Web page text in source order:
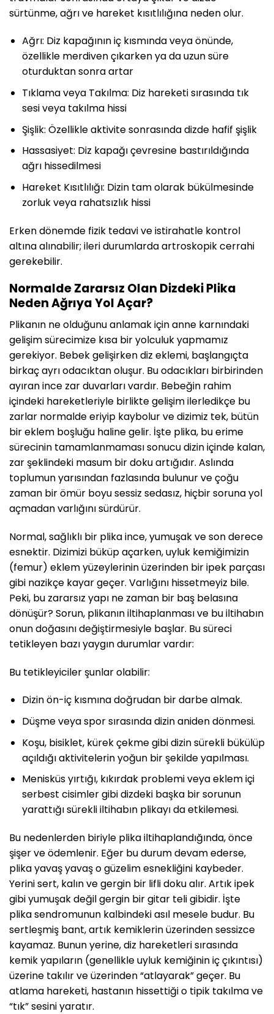
sürtünme, ağrı ve hareket kısıtlılığına neden olur.
Ağrı: Diz kapağının iç kısmında veya önünde,
özellikle merdiven çıkarken ya da uzun süre
oturduktan sonra artar
Tıklama veya Takılma: Diz hareketi sırasında tık
sesi veya takılma hissi
Şişlik: Özellikle aktivite sonrasında dizde hafif şişlik
Hassasiyet: Diz kapağı çevresine bastırıldığında
ağrı hissedilmesi
Hareket Kısıtlılığı: Dizin tam olarak bükülmesinde
zorluk veya rahatsızlık hissi
Erken dönemde fizik tedavi ve istirahatle kontrol
altına alınabilir; ileri durumlarda artroskopik cerrahi
gerekebilir.
Normalde Zararsız Olan Dizdeki Plika
Neden Ağrıya Yol Açar?
Plikanın ne olduğunu anlamak için anne karnındaki
gelişim sürecimize kısa bir yolculuk yapmamız
gerekiyor. Bebek gelişirken diz eklemi, başlangıçta
birkaç ayrı odacıktan oluşur. Bu odacıkları birbirinden
ayıran ince zar duvarları vardır. Bebeğin rahim
içindeki hareketleriyle birlikte gelişim ilerledikçe bu
zarlar normalde eriyip kaybolur ve dizimiz tek, bütün
bir eklem boşluğu haline gelir. İşte plika, bu erime
sürecinin tamamlanmaması sonucu dizin içinde kalan,
zar şeklindeki masum bir doku artığıdır. Aslında
toplumun yarısından fazlasında bulunur ve çoğu
zaman bir ömür boyu sessiz sedasız, hiçbir soruna yol
açmadan varlığını sürdürür.
Normal, sağlıklı bir plika ince, yumuşak ve son derece
esnektir. Dizimizi büküp açarken, uyluk kemiğimizin
(femur) eklem yüzeylerinin üzerinden bir ipek parçası
gibi nazikçe kayar geçer. Varlığını hissetmeyiz bile.
Peki, bu zararsız yapı ne zaman bir baş belasına
dönüşür? Sorun, plikanın iltihaplanması ve bu iltihabın
onun doğasını değiştirmesiyle başlar. Bu süreci
tetikleyen bazı yaygın durumlar vardır:
Bu tetikleyiciler şunlar olabilir:
Dizin ön-iç kısmına doğrudan bir darbe almak.
Düşme veya spor sırasında dizin aniden dönmesi.
Koşu, bisiklet, kürek çekme gibi dizin sürekli bükülüp
açıldığı aktivitelerin yoğun bir şekilde yapılması.
Menisküs yırtığı, kıkırdak problemi veya eklem içi
serbest cisimler gibi dizdeki başka bir sorunun
yarattığı sürekli iltihabın plikayı da etkilemesi.
Bu nedenlerden biriyle plika iltihaplandığında, önce
şişer ve ödemlenir. Eğer bu durum devam ederse,
plika yavaş yavaş o güzelim esnekliğini kaybeder.
Yerini sert, kalın ve gergin bir lifli doku alır. Artık ipek
gibi yumuşak değil gergin bir gitar teli gibidir. İşte
plika sendromunun kalbindeki asıl mesele budur. Bu
sertleşmiş bant, artık kemiklerin üzerinden sessizce
kayamaz. Bunun yerine, diz hareketleri sırasında
kemik yapıların (genellikle uyluk kemiğinin iç çıkıntısı)
üzerine takılır ve üzerinden “atlayarak” geçer. Bu
atlama hareketi, hastanın hissettiği o tipik takılma ve
“tık” sesini yaratır.